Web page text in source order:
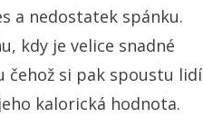
a nedostatek spánku.
kdy je velice snadné
čehož si pak spoustu lidí
kalorická hodnota.